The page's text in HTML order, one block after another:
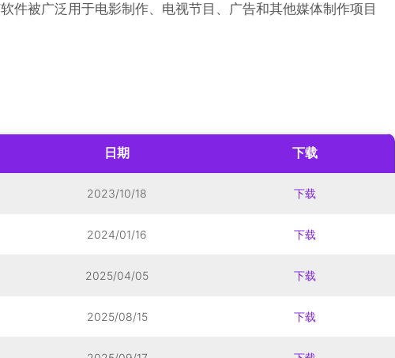
件被广泛用于电影制作、电视节目、广告和其他媒体制作项目
日期 下载
2023/10/18 下载
2024/01/16 下载
2025/04/05 下载
2025/08/15 下载